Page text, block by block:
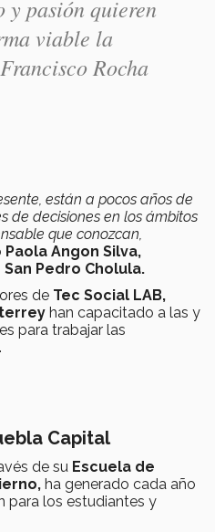
y pasión quieren
viable la
Rocha
están a pocos años de
de decisiones en los ámbitos
que conozcan,
Paola Angon Silva,
Pedro Cholula.
de Tec Social LAB,
han capacitado a las y
para trabajar las
Capital
de su Escuela de
ha generado cada año
para los estudiantes y